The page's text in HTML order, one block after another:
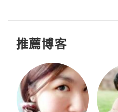
推薦博客